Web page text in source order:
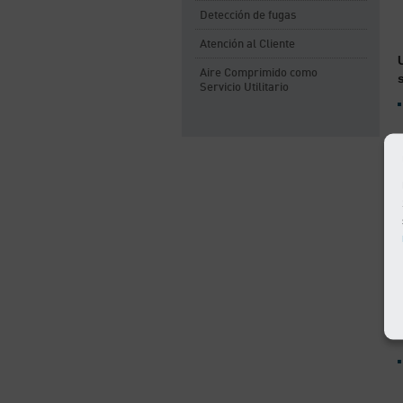
Detección de fugas
Atención al Cliente
Aire Comprimido como
Servicio Utilitario